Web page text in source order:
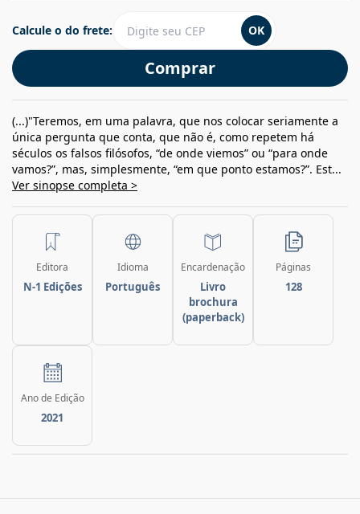
Comprar
Calcule o do frete: OK
(...)"Teremos, em uma palavra, que nos colocar seriamente a
única pergunta que conta, que não é, como repetem há
séculos os falsos filósofos, “de onde viemos” ou “para onde
vamos?”, mas, simplesmente, “em que ponto estamos?”. Est...
Ver sinopse completa >
Editora
N-1 Edições
Idioma
Português
Encardenação
Livro
brochura
(paperback)
Páginas
128
Ano de Edição
2021